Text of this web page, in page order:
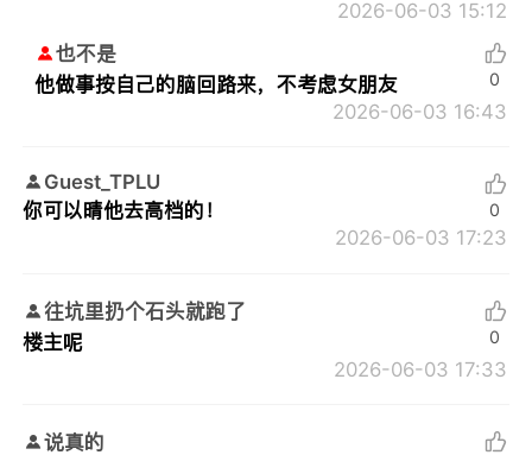
2026-06-03 15:12
也不是
他做事按自己的脑回路来，不考虑女朋友
2026-06-03 16:43
0
Guest_TPLU
你可以晴他去高档的！
2026-06-03 17:23
0
往坑里扔个石头就跑了
楼主呢
2026-06-03 17:33
0
说真的